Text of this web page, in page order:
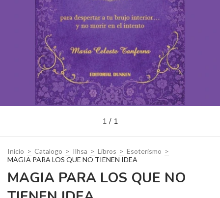
1 / 1
Inicio > Catalogo > Ilhsa > Libros > Esoterismo >
MAGIA PARA LOS QUE NO TIENEN IDEA
MAGIA PARA LOS QUE NO